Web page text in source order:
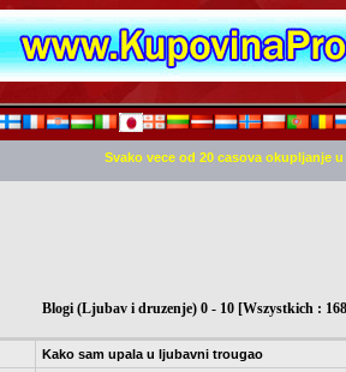
Svako vece od 20 casova okupljanje u
Blogi (Ljubav i druzenje) 0 - 10 [Wszystkich :
Kako sam upala u ljubavni trougao